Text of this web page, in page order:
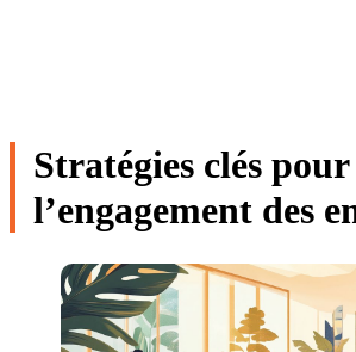
Stratégies clés
l’engagement des